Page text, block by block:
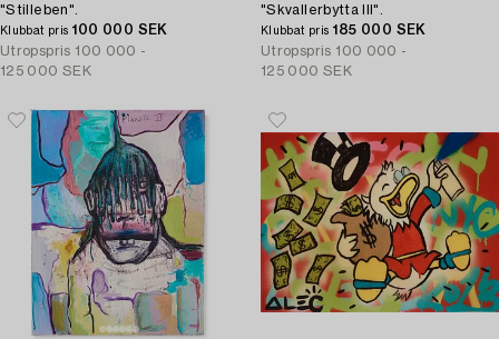
"Stilleben".
Klubbat pris 100 000 SEK
Utropspris 100 000 -
125 000 SEK
"Skvallerbytta III".
Klubbat pris 185 000 SEK
Utropspris 100 000 -
125 000 SEK